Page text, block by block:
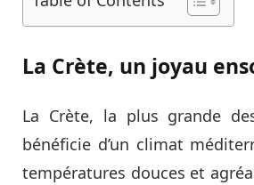
La Crète, un joyau
La Crète, la plus grande
bénéficie d’un climat
températures douces et